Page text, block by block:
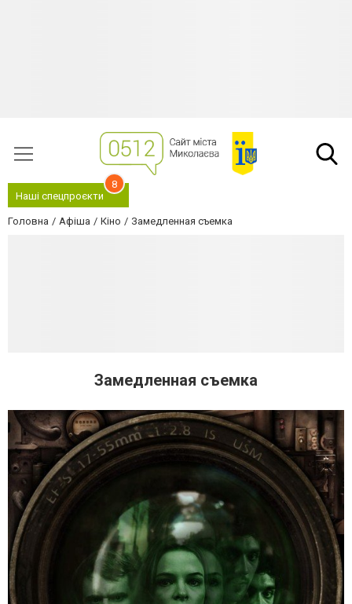
Наші спецпроєкти
8
Головна Афіша Кіно Замедленная съемка
Замедленная съемка